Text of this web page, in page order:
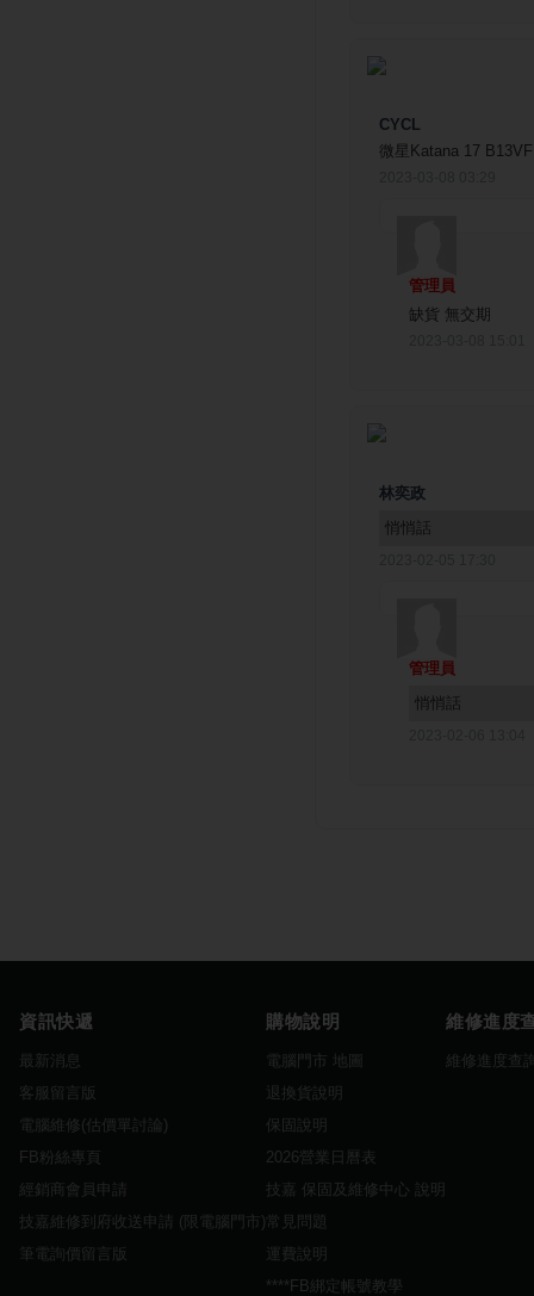
CYCL
微星Katana 17
管理員
缺貨 無交期
林奕政
悄悄話
管理員
悄悄話
資訊快遞
最新消息
客服留言版
電腦維修(估價單討論)
FB粉絲專頁
經銷商會員申請
技嘉維修到府收送申請 (限電腦門市)
筆電詢價留言版
購物說明
電腦門市 地圖
退換貨說明
保固說明
2026營業日曆表
技嘉 保固及維修中心 說明
常見問題
運費說明
****FB綁定帳號教學
維修進度
維修進度查